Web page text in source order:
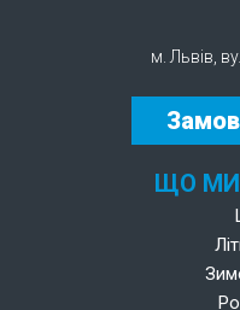
м. Львів,
ЩО